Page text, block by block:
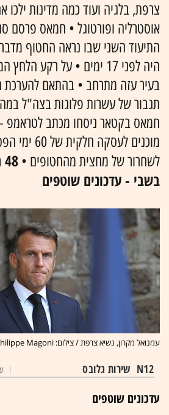
צרפת, בלגיה ועוד כמה מדינות ילכו
אוסטרליה ופורטוגל • חמאס פרסם
התיעוד השני שבו נראה החטוף
היה לפני 17 ימים • על רקע
בעיר עזה מתרחב • בהתאם
תגבור של עשרות פלוגות בצה"ל
חמאס בקטאר ניסחו מכתב לטראמפ
מוכנים
לשחרור של מחצית מהחטופים •
בשבי - עדכונים שוטפים
עמנואל מקרון, נשיא צרפת / צילום: ap, Philippe Magoni
N12 שירות גלובס
עדכונים שוטפים